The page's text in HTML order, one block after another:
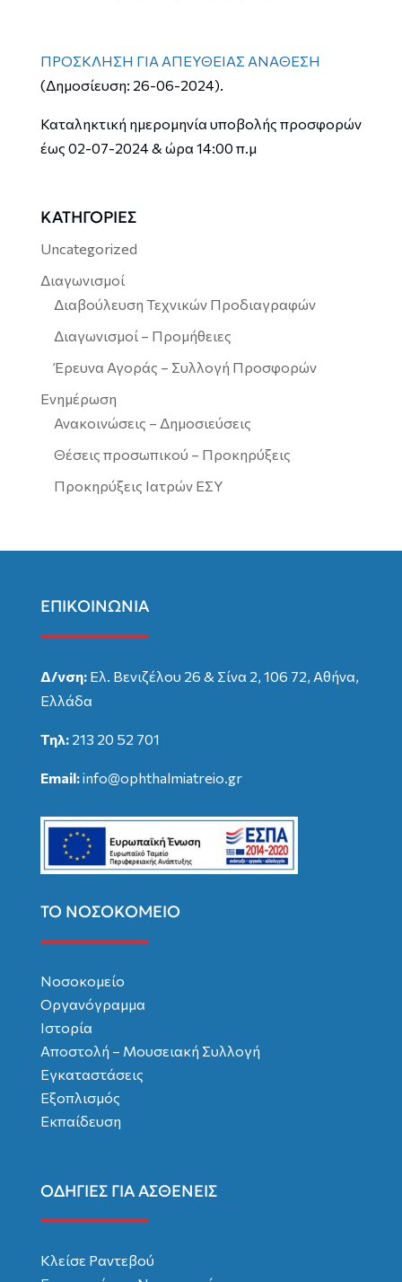
ΠΡΟΣΚΛΗΣΗ ΓΙΑ ΑΠΕΥΘΕΙΑΣ ΑΝΑΘΕΣΗ
(Δημοσίευση: 26-06-2024).
Καταληκτική ημερομηνία υποβολής προσφορών
έως 02-07-2024 & ώρα 14:00 π.μ
ΚΑΤΗΓΟΡΙΕΣ
Uncategorized
Διαγωνισμοί
Διαβούλευση Τεχνικών Προδιαγραφών
Διαγωνισμοί – Προμήθειες
Έρευνα Αγοράς – Συλλογή Προσφορών
Ενημέρωση
Ανακοινώσεις – Δημοσιεύσεις
Θέσεις προσωπικού – Προκηρύξεις
Προκηρύξεις Ιατρών ΕΣΥ
ΕΠΙΚΟΙΝΩΝΙΑ
Δ/νση:Ελ. Βενιζέλου 26 & Σίνα 2, 106 72, Αθήνα,
Ελλάδα
Τηλ: 213 20 52 701
Email:info@ophthalmiatreio.gr
ΤΟ ΝΟΣΟΚΟΜΕΙΟ
Νοσοκομείο
Οργανόγραμμα
Ιστορία
Αποστολή – Μουσειακή Συλλογή
Εγκαταστάσεις
Εξοπλισμός
Εκπαίδευση
ΟΔΗΓΙΕΣ ΓΙΑ ΑΣΘΕΝΕΙΣ
Κλείσε Ραντεβού